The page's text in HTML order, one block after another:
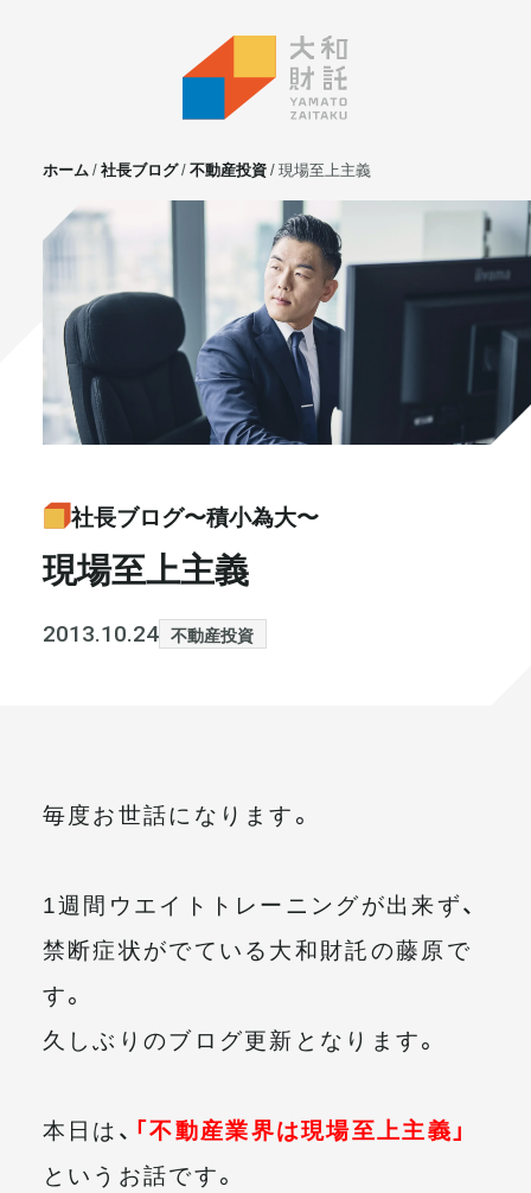
不動産投資
⼟地活⽤
マンション管理
賃貸管理
実需用戸建・マンション
ホテル事業
お客様の声
書籍・メディア
セミナー
会社情報
プライベート相談
まずは無料で相談
メールマガジン
ホーム 社長ブログ 不動産投資 現場至上主義
社長ブログ〜積小為大〜
現場至上主義
2013.10.24 不動産投資
毎度お世話になります。
1週間ウエイトトレーニングが出来ず、
禁断症状がでている大和財託の藤原で
す。
久しぶりのブログ更新となります。
本日は、 「不動産業界は現場至上主義」
というお話です。